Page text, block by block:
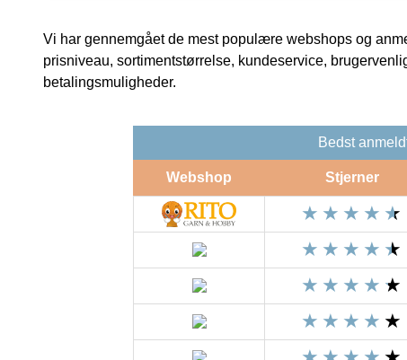
Vi har gennemgået de mest populære webshops og
prisniveau, sortimentstørrelse, kundeservice,
betalingsmuligheder.
Bedst
Webshop Stjerner